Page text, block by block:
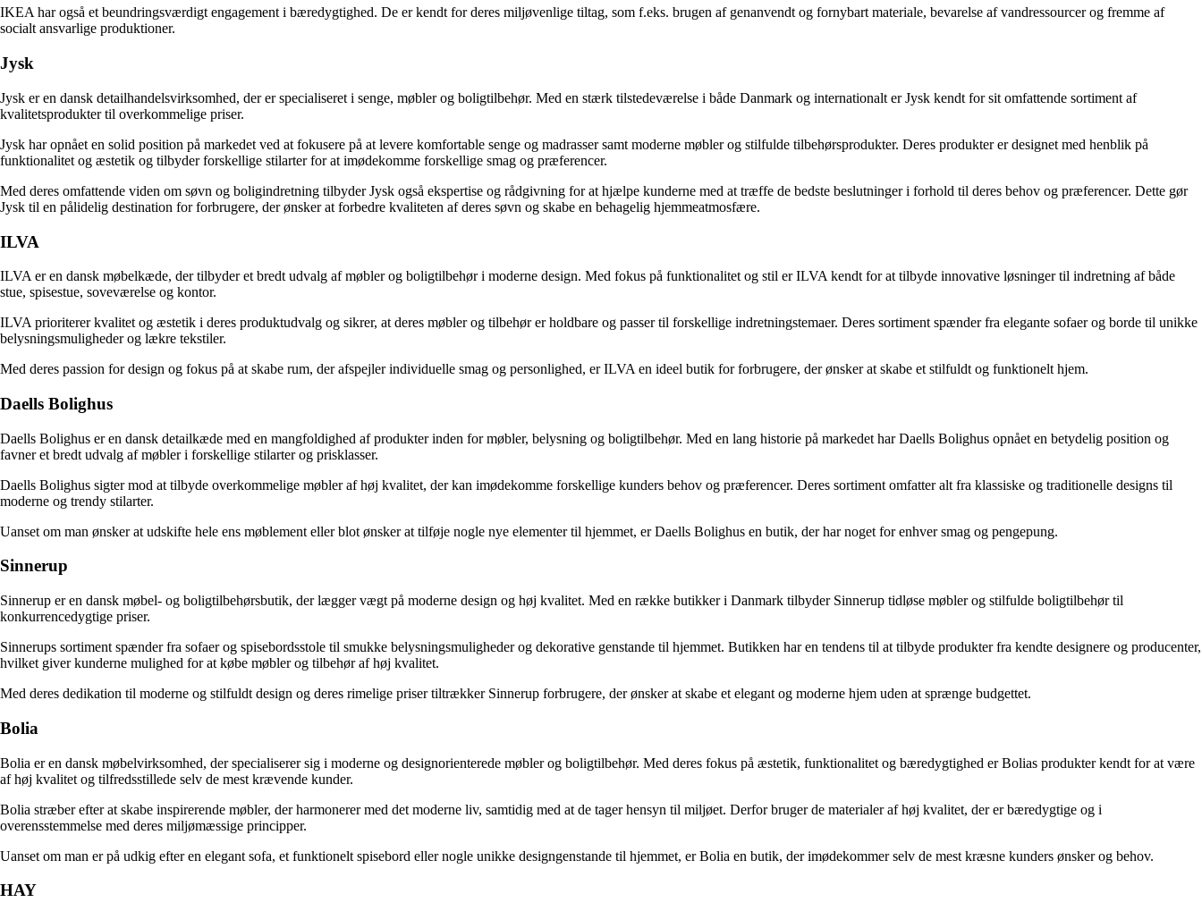
IKEA har også et beundringsværdigt engagement i bæredygtighed. De er kendt for deres miljøvenlige tiltag, som f.eks. brugen af genanvendt og fornybart materiale, bevarelse af vandressourcer og fremme af
socialt ansvarlige produktioner.
Jysk
Jysk er en dansk detailhandelsvirksomhed, der er specialiseret i senge, møbler og boligtilbehør. Med en stærk tilstedeværelse i både Danmark og internationalt er Jysk kendt for sit omfattende sortiment af
kvalitetsprodukter til overkommelige priser.
Jysk har opnået en solid position på markedet ved at fokusere på at levere komfortable senge og madrasser samt moderne møbler og stilfulde tilbehørsprodukter. Deres produkter er designet med henblik på
funktionalitet og æstetik og tilbyder forskellige stilarter for at imødekomme forskellige smag og præferencer.
Med deres omfattende viden om søvn og boligindretning tilbyder Jysk også ekspertise og rådgivning for at hjælpe kunderne med at træffe de bedste beslutninger i forhold til deres behov og præferencer. Dette gør
Jysk til en pålidelig destination for forbrugere, der ønsker at forbedre kvaliteten af deres søvn og skabe en behagelig hjemmeatmosfære.
ILVA
ILVA er en dansk møbelkæde, der tilbyder et bredt udvalg af møbler og boligtilbehør i moderne design. Med fokus på funktionalitet og stil er ILVA kendt for at tilbyde innovative løsninger til indretning af både
stue, spisestue, soveværelse og kontor.
ILVA prioriterer kvalitet og æstetik i deres produktudvalg og sikrer, at deres møbler og tilbehør er holdbare og passer til forskellige indretningstemaer. Deres sortiment spænder fra elegante sofaer og borde til unikke
belysningsmuligheder og lækre tekstiler.
Med deres passion for design og fokus på at skabe rum, der afspejler individuelle smag og personlighed, er ILVA en ideel butik for forbrugere, der ønsker at skabe et stilfuldt og funktionelt hjem.
Daells Bolighus
Daells Bolighus er en dansk detailkæde med en mangfoldighed af produkter inden for møbler, belysning og boligtilbehør. Med en lang historie på markedet har Daells Bolighus opnået en betydelig position og
favner et bredt udvalg af møbler i forskellige stilarter og prisklasser.
Daells Bolighus sigter mod at tilbyde overkommelige møbler af høj kvalitet, der kan imødekomme forskellige kunders behov og præferencer. Deres sortiment omfatter alt fra klassiske og traditionelle designs til
moderne og trendy stilarter.
Uanset om man ønsker at udskifte hele ens møblement eller blot ønsker at tilføje nogle nye elementer til hjemmet, er Daells Bolighus en butik, der har noget for enhver smag og pengepung.
Sinnerup
Sinnerup er en dansk møbel- og boligtilbehørsbutik, der lægger vægt på moderne design og høj kvalitet. Med en række butikker i Danmark tilbyder Sinnerup tidløse møbler og stilfulde boligtilbehør til
konkurrencedygtige priser.
Sinnerups sortiment spænder fra sofaer og spisebordsstole til smukke belysningsmuligheder og dekorative genstande til hjemmet. Butikken har en tendens til at tilbyde produkter fra kendte designere og producenter,
hvilket giver kunderne mulighed for at købe møbler og tilbehør af høj kvalitet.
Med deres dedikation til moderne og stilfuldt design og deres rimelige priser tiltrækker Sinnerup forbrugere, der ønsker at skabe et elegant og moderne hjem uden at sprænge budgettet.
Bolia
Bolia er en dansk møbelvirksomhed, der specialiserer sig i moderne og designorienterede møbler og boligtilbehør. Med deres fokus på æstetik, funktionalitet og bæredygtighed er Bolias produkter kendt for at være
af høj kvalitet og tilfredsstillede selv de mest krævende kunder.
Bolia stræber efter at skabe inspirerende møbler, der harmonerer med det moderne liv, samtidig med at de tager hensyn til miljøet. Derfor bruger de materialer af høj kvalitet, der er bæredygtige og i
overensstemmelse med deres miljømæssige principper.
Uanset om man er på udkig efter en elegant sofa, et funktionelt spisebord eller nogle unikke designgenstande til hjemmet, er Bolia en butik, der imødekommer selv de mest kræsne kunders ønsker og behov.
HAY